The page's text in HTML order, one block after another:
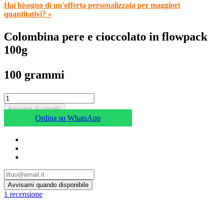
Hai bisogno di un'offerta personalizzata per maggiori
quantitativi? »
Colombina pere e cioccolato in flowpack
100g
100 grammi
Aggiungi al carrello
Ordina su WhatsApp
1 recensione